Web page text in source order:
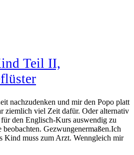
Teil II,
nachzudenken und mir den Popo platt
ziemlich viel Zeit dafür. Oder alternativ
den Englisch-Kurs auswendig zu
Gezwungenermaßen.Ich
Kind muss zum Arzt. Wenngleich mir